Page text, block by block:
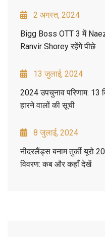
2 अगस्त, 2024
Bigg Boss OTT 3 में
Ranvir Shorey रहेंगे पीछे
13 जुलाई, 2024
2024 उपचुनाव परिणाम: 13
हारने वालों की सूची
8 जुलाई, 2024
नीदरलैंड्स बनाम तुर्की यूरो
विवरण: कब और कहाँ देखें